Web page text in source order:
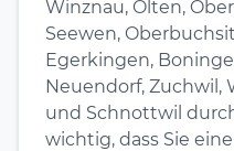
Winznau, Olten,
Seewen,
Egerkingen,
Neuendorf, Zuchwil,
und Schnottwil
wichtig, dass Sie